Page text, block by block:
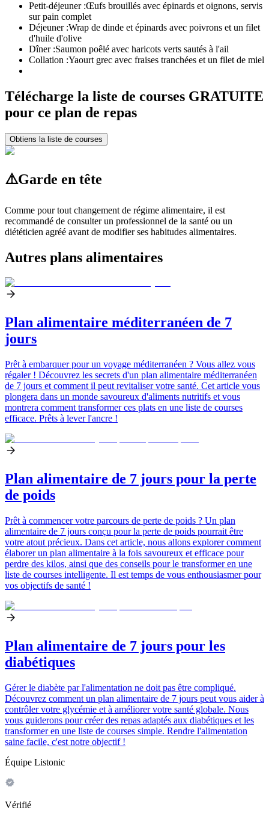
Petit-déjeuner :Œufs brouillés avec épinards et oignons, servis
sur pain complet
Déjeuner :Wrap de dinde et épinards avec poivrons et un filet
d'huile d'olive
Dîner :Saumon poêlé avec haricots verts sautés à l'ail
Collation :Yaourt grec avec fraises tranchées et un filet de miel
Télécharge la liste de courses GRATUITE
pour ce plan de repas
Obtiens la liste de courses
⚠️Garde en tête
Comme pour tout changement de régime alimentaire, il est
recommandé de consulter un professionnel de la santé ou un
diététicien agréé avant de modifier ses habitudes alimentaires.
Autres plans alimentaires
Plan alimentaire méditerranéen de 7
jours
Prêt à embarquer pour un voyage méditerranéen ? Vous allez vous
régaler ! Découvrez les secrets d'un plan alimentaire méditerranéen
de 7 jours et comment il peut revitaliser votre santé. Cet article vous
plongera dans un monde savoureux d'aliments nutritifs et vous
montrera comment transformer ces plats en une liste de courses
efficace. Prêts à lever l'ancre !
Plan alimentaire de 7 jours pour la perte
de poids
Prêt à commencer votre parcours de perte de poids ? Un plan
alimentaire de 7 jours conçu pour la perte de poids pourrait être
votre atout précieux. Dans cet article, nous allons explorer comment
élaborer un plan alimentaire à la fois savoureux et efficace pour
perdre des kilos, ainsi que des conseils pour le transformer en une
liste de courses intelligente. Il est temps de vous enthousiasmer pour
vos objectifs de santé !
Plan alimentaire de 7 jours pour les
diabétiques
Gérer le diabète par l'alimentation ne doit pas être compliqué.
Découvrez comment un plan alimentaire de 7 jours peut vous aider à
contrôler votre glycémie et à améliorer votre santé globale. Nous
vous guiderons pour créer des repas adaptés aux diabétiques et les
transformer en une liste de courses simple. Rendre l'alimentation
saine facile, c'est notre objectif !
Équipe Listonic
Vérifié